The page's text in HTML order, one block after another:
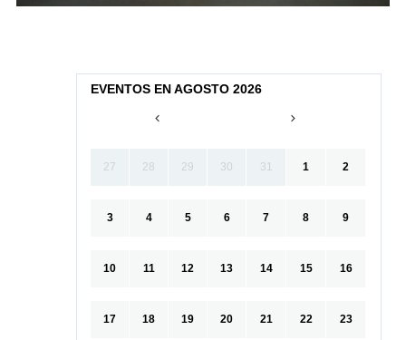
EVENTOS EN AGOSTO 2026
27 28 29 30 31 1 2
3 4 5 6 7 8 9
10 11 12 13 14 15 16
17 18 19 20 21 22 23